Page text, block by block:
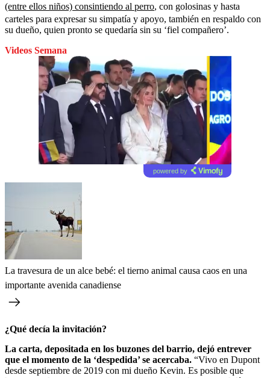
(entre ellos niños) consintiendo al perro, con golosinas y hasta
carteles para expresar su simpatía y apoyo, también en respaldo con
su dueño, quien pronto se quedaría sin su ‘fiel compañero’.
Videos Semana
powered by
La travesura de un alce bebé: el tierno animal causa caos en una
importante avenida canadiense
¿Qué decía la invitación?
La carta, depositada en los buzones del barrio, dejó entrever
que el momento de la ‘despedida’ se acercaba. “Vivo en Dupont
desde septiembre de 2019 con mi dueño Kevin. Es posible que